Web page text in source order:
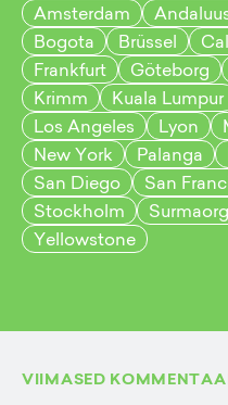
Amsterdam
Bogota
Brüssel
Frankfurt
Göteborg
Krimm
Kuala Lumpur
Los Angeles
Lyon
New York
Palanga
San Diego
San
Stockholm
Surmaorg
Yellowstone
VIIMASED